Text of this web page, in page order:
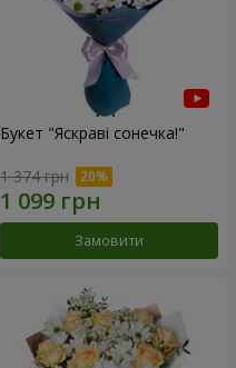
Букет "Яскраві сонечка!"
1 374 грн
Замовити